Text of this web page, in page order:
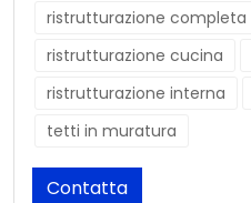
ristrutturazione completa
ristrutturazione cucina
ristrutturazione interna
tetti in muratura
Contatta